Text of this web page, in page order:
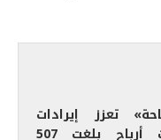
تعزز إيرادات
الدولة بتوزيعات أرباح بلغت 507